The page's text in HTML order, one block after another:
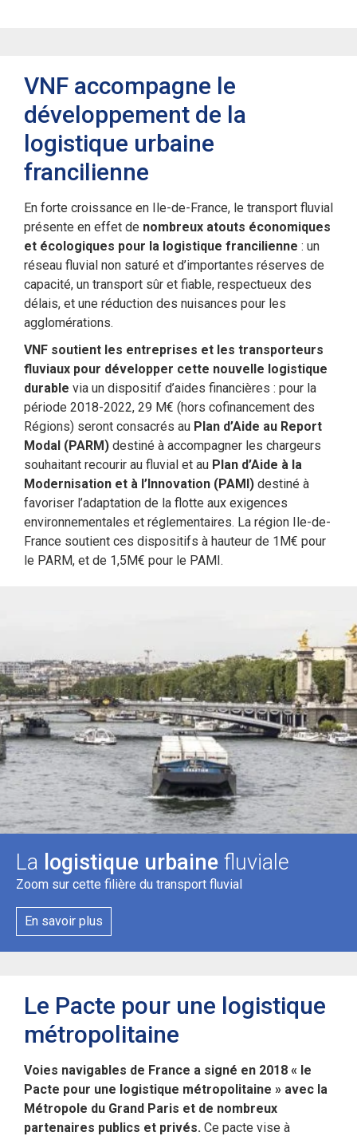
VNF accompagne le
développement de la
logistique urbaine
francilienne
En forte croissance en Ile-de-France, le transport fluvial
présente en effet de nombreux atouts économiques
et écologiques pour la logistique francilienne : un
réseau fluvial non saturé et d’importantes réserves de
capacité, un transport sûr et fiable, respectueux des
délais, et une réduction des nuisances pour les
agglomérations.
VNF soutient les entreprises et les transporteurs
fluviaux pour développer cette nouvelle logistique
durable via un dispositif d’aides financières : pour la
période 2018-2022, 29 M€ (hors cofinancement des
Régions) seront consacrés au Plan d’Aide au Report
Modal (PARM) destiné à accompagner les chargeurs
souhaitant recourir au fluvial et au Plan d’Aide à la
Modernisation et à l’Innovation (PAMI) destiné à
favoriser l’adaptation de la flotte aux exigences
environnementales et réglementaires. La région Ile-de-
France soutient ces dispositifs à hauteur de 1M€ pour
le PARM, et de 1,5M€ pour le PAMI.
La logistique urbaine fluviale
Zoom sur cette filière du transport fluvial
En savoir plus
Le Pacte pour une logistique
métropolitaine
Voies navigables de France a signé en 2018 « le
Pacte pour une logistique métropolitaine » avec la
Métropole du Grand Paris et de nombreux
partenaires publics et privés. Ce pacte vise à